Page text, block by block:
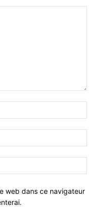
web dans ce navigateur